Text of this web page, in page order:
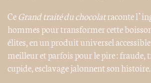
CeGrand traité du chocolatraconte
hommes pour transformer cette
élites, en un produit universel
meilleur et parfois pour le pire : fraude,
cupide, esclavage jalonnent son histoire.